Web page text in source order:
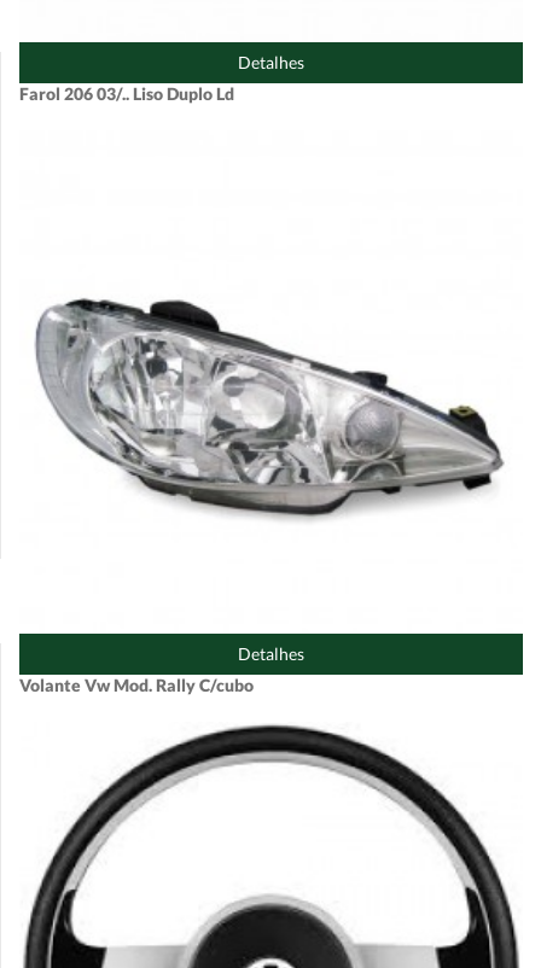
Detalhes
Farol 206 03/.. Liso Duplo Ld
Detalhes
Volante Vw Mod. Rally C/cubo